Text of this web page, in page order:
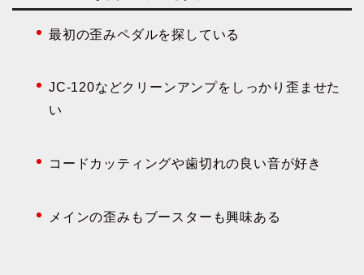
最初の歪みペダルを探している
JC-120などクリーンアンプをしっかり歪ませた
い
コードカッティングや歯切れの良い音が好き
メインの歪みもブースターも興味ある